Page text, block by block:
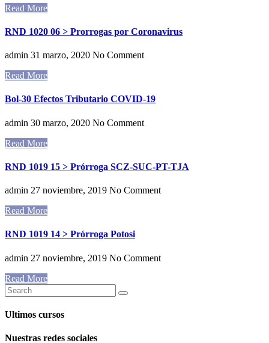
Read More
RND 1020 06 > Prorrogas por Coronavirus
admin 31 marzo, 2020 No Comment
Read More
Bol-30 Efectos Tributario COVID-19
admin 30 marzo, 2020 No Comment
Read More
RND 1019 15 > Prórroga SCZ-SUC-PT-TJA
admin 27 noviembre, 2019 No Comment
Read More
RND 1019 14 > Prórroga Potosi
admin 27 noviembre, 2019 No Comment
Read More
Ultimos cursos
Nuestras redes sociales